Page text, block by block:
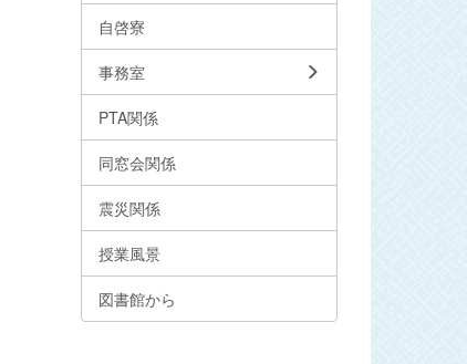
自啓寮
事務室
PTA関係
同窓会関係
震災関係
授業風景
図書館から